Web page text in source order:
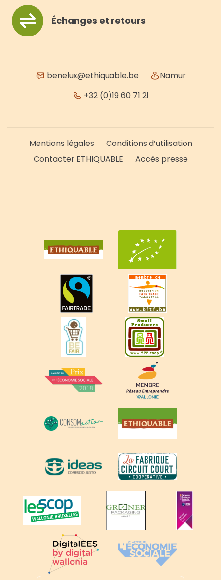
Échanges et retours
benelux@ethiquable.be
Namur
+32 (0)19 60 71 21
Mentions légales
Conditions d’utilisation
Contacter ETHIQUABLE
Accès presse